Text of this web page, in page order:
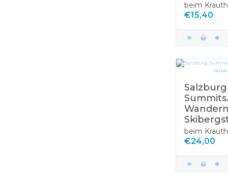
beim Krauth
€15,40
Salzburg
Summits.
beim Krauth
€24,00